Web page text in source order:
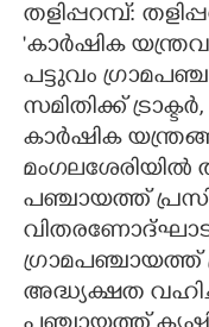
LITERATURE
ZOOM
തളിപ്പറമ്പ്:
'കാർഷിക
പട്ടുവം
സമിതിക്ക്
കാർഷിക
മംഗലശേരിയിൽ
പഞ്ചായത്ത്
ഗ്രാമപഞ്ചായത്ത്
അദ്ധ്യക്ഷത